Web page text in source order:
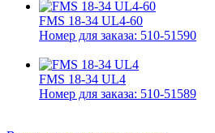
FMS 18-34 UL4-60
Номер для заказа: 510-51590
FMS 18-34 UL4
Номер для заказа: 510-51589